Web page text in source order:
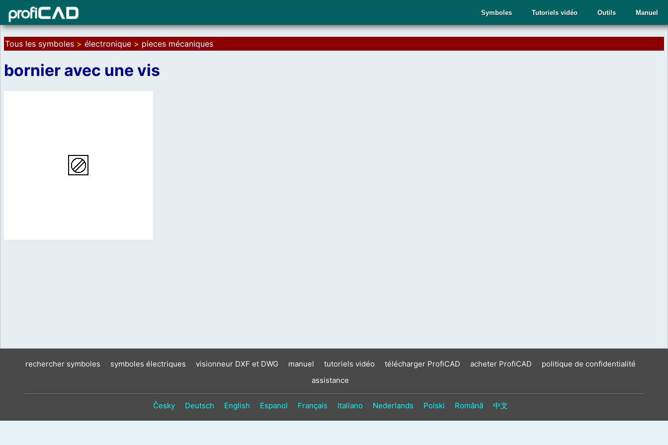
Manuel
Outils
Tutoriels vidéo
Symboles
Tous les symboles > électronique > pieces mécaniques
bornier avec une vis
rechercher symboles symboles électriques visionneur DXF et DWG manuel tutoriels vidéo télécharger ProfiCAD acheter ProfiCAD
politique de confidentialité
assistance
Česky Deutsch English Espanol Français Italiano Nederlands Polski Română 中文